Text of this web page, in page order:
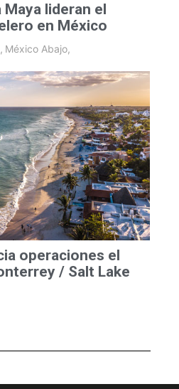
Maya lideran el
en México
, México Abajo,
operaciones el
/ Salt Lake